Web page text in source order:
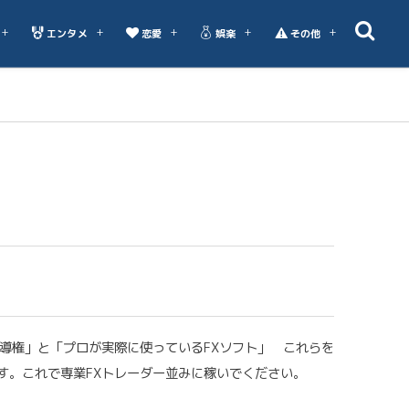
エンタメ 恋愛 娯楽 その他
権」と「プロが実際に使っているFXソフト」 これらを
これで専業FXトレーダー並みに稼いでください。